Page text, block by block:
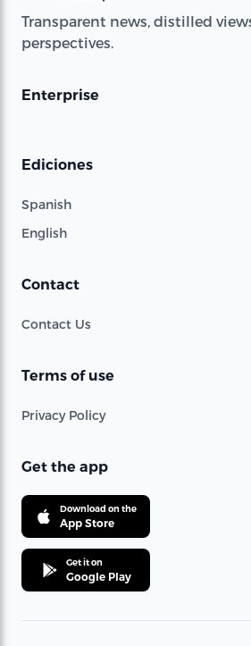
Transparent news, distilled
perspectives.
Enterprise
Ediciones
Spanish
English
Contact
Contact Us
Terms of use
Privacy Policy
Get the app
Download on the
App Store
Get it on
Google Play